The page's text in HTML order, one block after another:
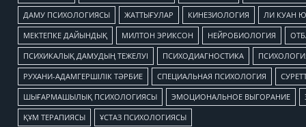
ДАМУ ПСИХОЛОГИЯСЫ ЖАТТЫҒУЛАР КИНЕЗИОЛОГИЯ ЛИ КУАН
МЕКТЕПКЕ ДАЙЫНДЫҚ МИЛТОН ЭРИКСОН НЕЙРОБИОЛОГИЯ
ПСИХИКАЛЫҚ ДАМУДЫҢ ТЕЖЕЛУІ ПСИХОДИАГНОСТИКА
РУХАНИ-АДАМГЕРШІЛІК ТӘРБИЕ СПЕЦИАЛЬНАЯ ПСИХОЛОГИЯ
ШЫҒАРМАШЫЛЫҚ ПСИХОЛОГИЯСЫ ЭМОЦИОНАЛЬНОЕ ВЫГОРАНИЕ
ҚҰМ ТЕРАПИЯСЫ ҰСТАЗ ПСИХОЛОГИЯСЫ